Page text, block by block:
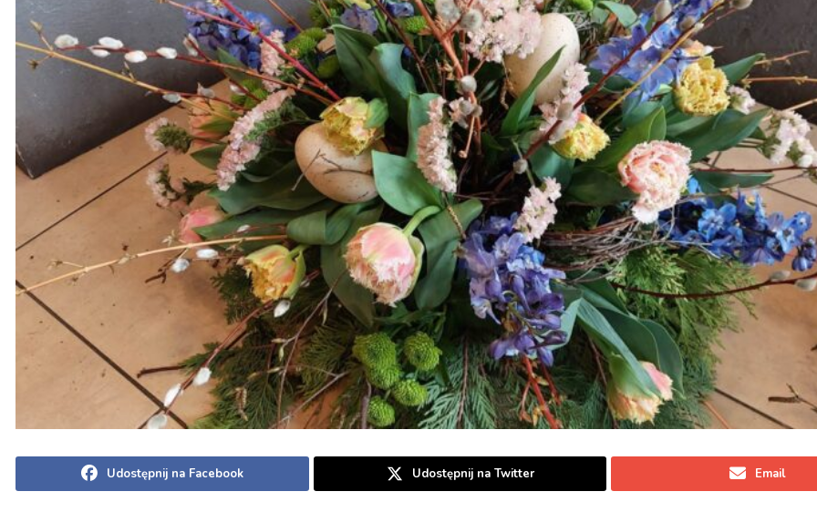
Udostępnij na Facebook Udostępnij na Twitter Email